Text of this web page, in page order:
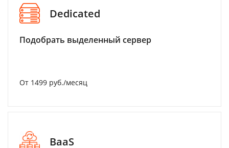
Dedicated
Подобрать выделенный сервер
От 1499 руб./месяц
BaaS